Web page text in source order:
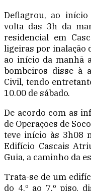
Deflagrou, ao
volta das 3h da
residencial em
ligeiras por inalação
ao início da manhã
bombeiros disse à
Civil, tendo
10.00 de sábado.
De acordo com as
de Operações de
teve início às 3h08
Edifício Cascais
Guia, a caminho da
Trata-se de um
do 4.º ao 7.º piso,